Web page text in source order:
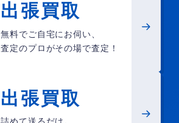
出張買取
無料でご自宅にお伺い、
査定のプロがその場で査定！
出張買取